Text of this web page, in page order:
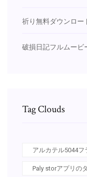
祈り無料ダウンロー
破損日記フルムービ
Tag Clouds
アルカテル5044
Paly storアプリの